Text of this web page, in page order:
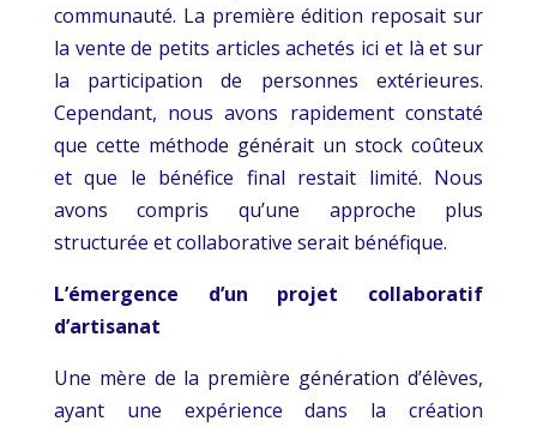
communauté. La première édition reposait sur
la vente de petits articles achetés ici et là et sur
la participation de personnes extérieures.
Cependant, nous avons rapidement constaté
que cette méthode générait un stock coûteux
et que le bénéfice final restait limité. Nous
avons compris qu’une approche plus
structurée et collaborative serait bénéfique.
L’émergence d’un projet collaboratif
d’artisanat
Une mère de la première génération d’élèves,
ayant une expérience dans la création